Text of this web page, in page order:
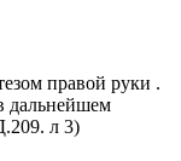
правой руки .
дальнейшем
л 3)